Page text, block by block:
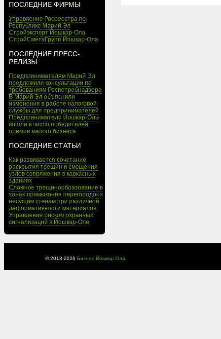
ПОСЛЕДНИЕ ФИРМЫ
Управление Росреестра по
Республике Марий Эл
Стройэксперт Йошкар-Ола
СтройСметаГрупп Йошкар-Ола
ПОСЛЕДНИЕ ПРЕСС-
РЕЛИЗЫ
Предпринимателям Марий Эл
предложили консультации по
требованиям Роспотребнадзора
В Марий Эл объяснили
изменения в работе налоговой
службы для предпринимателей
Предприниматели Йошкар-Олы
вошли в число победителей
премии малого бизнеса
ПОСЛЕДНИЕ СТАТЬИ
Как развивается сочетание
раскрытия трещин и смещения
узлов сопряжения в каркасных
зданиях
Сложное трещинообразование в
зонах примыкания перегородок к
несущим стенам при различной
деформативности материалов
Управление риском охранных
сигнализаций в Йошкар-Оле
© 2013-2026 Бизнес Йошкар-Ола